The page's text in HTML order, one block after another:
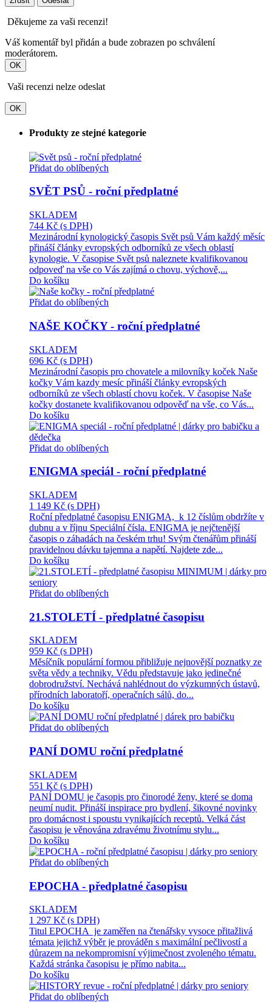
Děkujeme za vaši recenzi!
Váš komentář byl přidán a bude zobrazen po schválení
moderátorem.
OK
Vaši recenzi nelze odeslat
OK
Produkty ze stejné kategorie
Přidat do oblíbených
SVĚT PSŮ - roční předplatné
SKLADEM
744 Kč (s DPH)
Mezinárodní kynologický časopis Svět psů Vám každý měsíc
přináší články evropských odborníků ze všech oblastí
kynologie. V časopise Svět psů naleznete kvalifikovanou
odpoveď na vše co Vás zajímá o chovu, výchově,...
Do košíku
Přidat do oblíbených
NAŠE KOČKY - roční předplatné
SKLADEM
696 Kč (s DPH)
Mezinárodní časopis pro chovatele a milovníky koček Naše
kočky Vám kazdy mesíc přináší články evropských
odborníků ze všech oblastí chovu koček. V časopise Naše
kočky dostanete kvalifikovanou odpověď na vše, co Vás...
Do košíku
Přidat do oblíbených
ENIGMA speciál - roční předplatné
SKLADEM
1 149 Kč (s DPH)
Roční předplatné časopisu ENIGMA, k 12 číslům obdržíte v
dubnu a v říjnu Speciální čísla. ENIGMA je nejčtenější
časopis o záhadách na českém trhu! Svým čtenářům přináší
pravidelnou dávku tajemna a napětí. Najdete zde...
Do košíku
Přidat do oblíbených
21.STOLETÍ - předplatné časopisu
SKLADEM
959 Kč (s DPH)
Měsíčník populární formou přibližuje nejnovější poznatky ze
světa vědy a techniky. Vědu představuje jako jedinečné
dobrodružství. Nechává nahlédnout do výzkumných ústavů,
přírodních laboratoří, operačních sálů, do...
Do košíku
Přidat do oblíbených
PANÍ DOMU roční předplatné
SKLADEM
551 Kč (s DPH)
PANÍ DOMU je časopis pro činorodé ženy, které se doma
neumí nudit. Přináší inspirace pro bydlení, šikovné novinky
pro domácnost i spoustu vynikajících receptů. Velká část
časopisu je věnována zdravému životnímu stylu...
Do košíku
Přidat do oblíbených
EPOCHA - předplatné časopisu
SKLADEM
1 297 Kč (s DPH)
Titul EPOCHA je zaměřen na čtenářsky vysoce přitažlivá
témata jejichž výběr je prováděn s maximální pečlivostí a
důrazem na nekompromisní výjimečnost zvoleného tématu.
Každá stránka časopisu je přímo nabita...
Do košíku
Přidat do oblíbených